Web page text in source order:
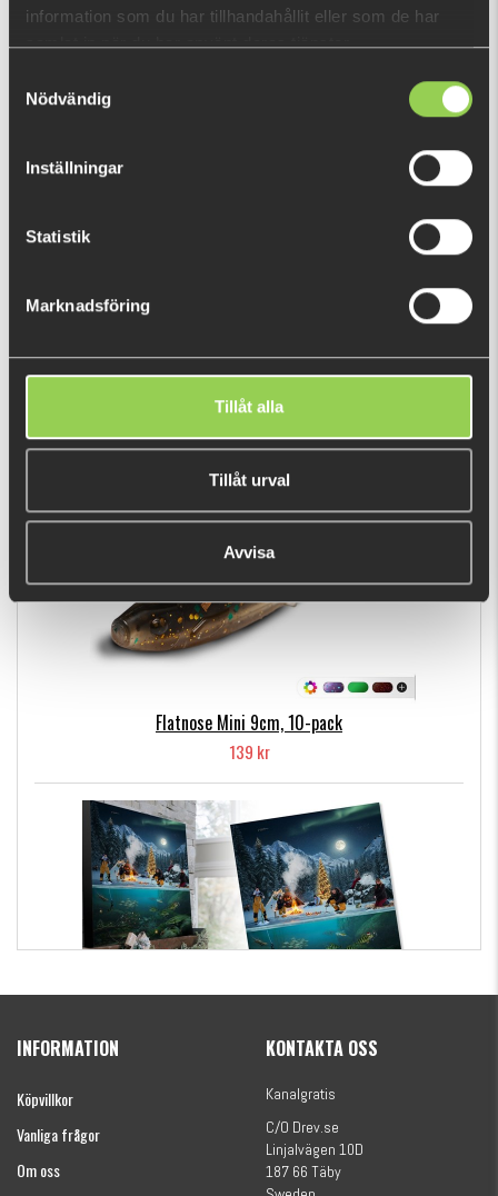
information som du har tillhandahållit eller som de har
samlat in när du har använt deras tjänster.
Nödvändig
Inställningar
Statistik
Marknadsföring
Tillåt alla
Tillåt urval
Avvisa
49 kr
POPULÄRA PRODUKTER
Flatnose Mini 9cm, 10-pack
139 kr
(julkalender)
INFORMATION
Köpvillkor
Vanliga frågor
Om oss
KONTAKTA OSS
Kanalgratis
C/O Drev.se
Linjalvägen 10D
187 66 Täby